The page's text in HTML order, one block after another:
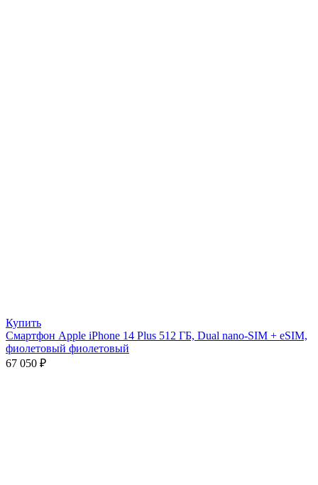
Купить
Смартфон Apple iPhone 14 Plus 512 ГБ, Dual nano-SIM + eSIM,
фиолетовый фиолетовый
67 050 ₽